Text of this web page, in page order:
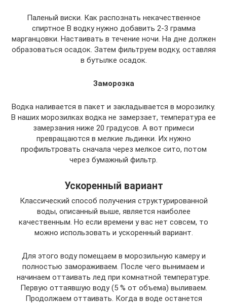
Паленый виски. Как распознать некачественное
спиртное В водку нужно добавить 2-3 грамма
марганцовки. Настаивать в течение ночи. На дне должен
образоваться осадок. Затем фильтруем водку, оставляя
в бутылке осадок.
Заморозка
Водка наливается в пакет и закладывается в морозилку.
В наших морозилках водка не замерзает, температура ее
замерзания ниже 20 градусов. А вот примеси
превращаются в мелкие льдинки. Их нужно
профильтровать сначала через мелкое сито, потом
через бумажный фильтр.
Ускоренный вариант
Классический способ получения структурированной
воды, описанный выше, является наиболее
качественным. Но если времени у вас нет совсем, то
можно использовать и ускоренный вариант.
Для этого воду помещаем в морозильную камеру и
полностью замораживаем. После чего вынимаем и
начинаем оттаивать лед при комнатной температуре.
Первую оттаявшую воду (5 % от объема) выливаем.
Продолжаем оттаивать. Когда в воде останется